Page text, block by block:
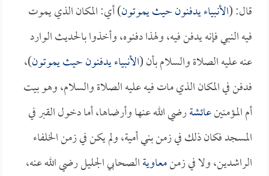
قال: (الأنبياء يدفنون حيث يموتون) أي: المكان الذي يموت
فيه النبي فإنه يدفن فيه، ولهذا دفنوه، وأخذوا بالحديث الوارد
عنه عليه الصلاة والسلام بأن (الأنبياء يدفنون حيث يموتون)،
فدفن في المكان الذي مات فيه عليه الصلاة والسلام، وهو بيت
أم المؤمنينعائشةرضي الله عنها وأرضاها، أما دخول القبر في
المسجد فكان ذلك في زمن بني أمية، ولم يكن في زمن الخلفاء
الراشدين، ولا في زمنمعاويةالصحابي الجليل رضي الله عنه،